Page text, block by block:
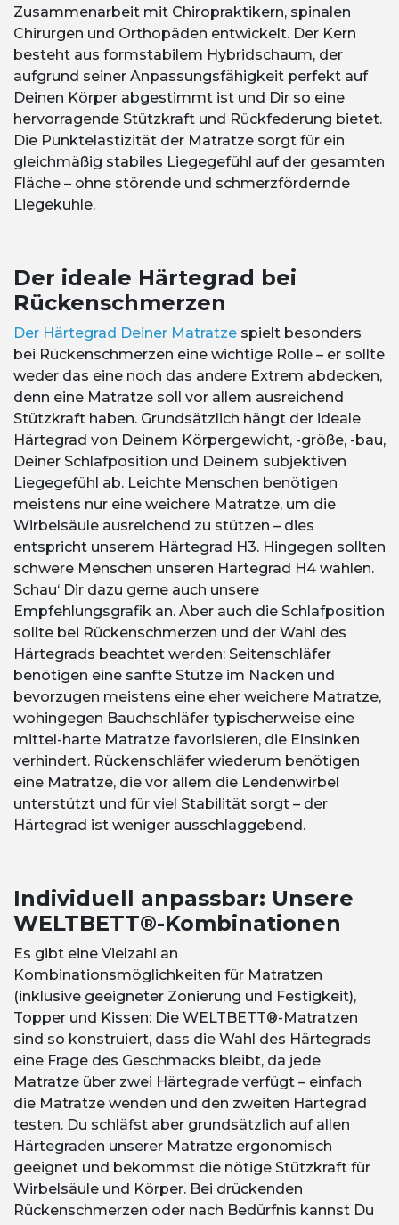
Zusammenarbeit mit Chiropraktikern, spinalen
Chirurgen und Orthopäden entwickelt. Der Kern
besteht aus formstabilem Hybridschaum, der
aufgrund seiner Anpassungsfähigkeit perfekt auf
Deinen Körper abgestimmt ist und Dir so eine
hervorragende Stützkraft und Rückfederung bietet.
Die Punktelastizität der Matratze sorgt für ein
gleichmäßig stabiles Liegegefühl auf der gesamten
Fläche – ohne störende und schmerzfördernde
Liegekuhle.
Der ideale Härtegrad bei
Rückenschmerzen
Der Härtegrad Deiner Matratze spielt besonders
bei Rückenschmerzen eine wichtige Rolle – er sollte
weder das eine noch das andere Extrem abdecken,
denn eine Matratze soll vor allem ausreichend
Stützkraft haben. Grundsätzlich hängt der ideale
Härtegrad von Deinem Körpergewicht, -größe, -bau,
Deiner Schlafposition und Deinem subjektiven
Liegegefühl ab. Leichte Menschen benötigen
meistens nur eine weichere Matratze, um die
Wirbelsäule ausreichend zu stützen – dies
entspricht unserem Härtegrad H3. Hingegen sollten
schwere Menschen unseren Härtegrad H4 wählen.
Schau‘ Dir dazu gerne auch unsere
Empfehlungsgrafik an. Aber auch die Schlafposition
sollte bei Rückenschmerzen und der Wahl des
Härtegrads beachtet werden: Seitenschläfer
benötigen eine sanfte Stütze im Nacken und
bevorzugen meistens eine eher weichere Matratze,
wohingegen Bauchschläfer typischerweise eine
mittel-harte Matratze favorisieren, die Einsinken
verhindert. Rückenschläfer wiederum benötigen
eine Matratze, die vor allem die Lendenwirbel
unterstützt und für viel Stabilität sorgt – der
Härtegrad ist weniger ausschlaggebend.
Individuell anpassbar: Unsere
WELTBETT®-Kombinationen
Es gibt eine Vielzahl an
Kombinationsmöglichkeiten für Matratzen
(inklusive geeigneter Zonierung und Festigkeit),
Topper und Kissen: Die WELTBETT®-Matratzen
sind so konstruiert, dass die Wahl des Härtegrads
eine Frage des Geschmacks bleibt, da jede
Matratze über zwei Härtegrade verfügt – einfach
die Matratze wenden und den zweiten Härtegrad
testen. Du schläfst aber grundsätzlich auf allen
Härtegraden unserer Matratze ergonomisch
geeignet und bekommst die nötige Stützkraft für
Wirbelsäule und Körper. Bei drückenden
Rückenschmerzen oder nach Bedürfnis kannst Du